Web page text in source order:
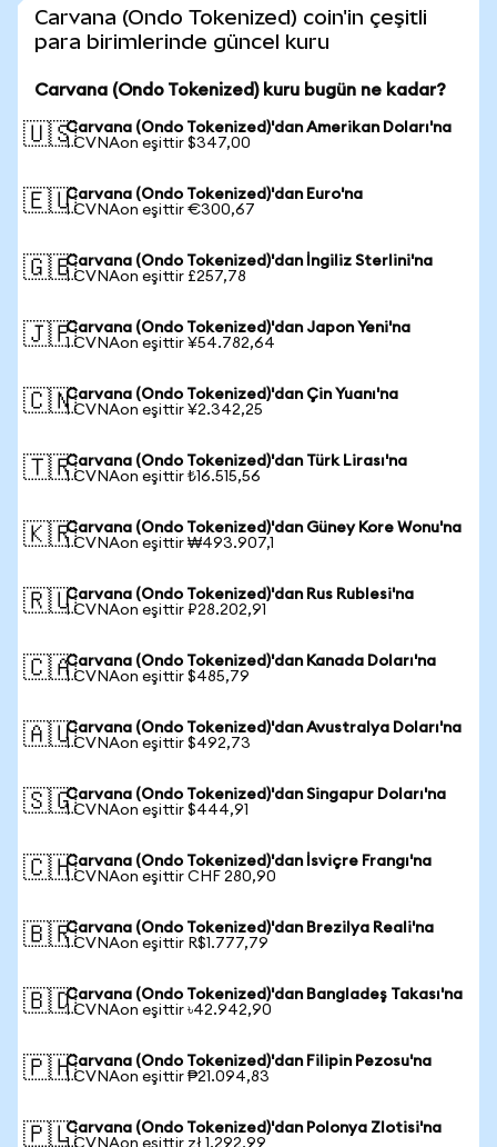
Carvana (Ondo Tokenized) coin'in çeşitli
para birimlerinde güncel kuru
Carvana (Ondo Tokenized) kuru bugün ne kadar?
🇺🇸Carvana (Ondo Tokenized)'dan Amerikan Doları'na
1 CVNAon eşittir $347,00
🇪🇺Carvana (Ondo Tokenized)'dan Euro'na
1 CVNAon eşittir €300,67
🇬🇧Carvana (Ondo Tokenized)'dan İngiliz Sterlini'na
1 CVNAon eşittir £257,78
🇯🇵Carvana (Ondo Tokenized)'dan Japon Yeni'na
1 CVNAon eşittir ¥54.782,64
🇨🇳Carvana (Ondo Tokenized)'dan Çin Yuanı'na
1 CVNAon eşittir ¥2.342,25
🇹🇷Carvana (Ondo Tokenized)'dan Türk Lirası'na
1 CVNAon eşittir ₺16.515,56
🇰🇷Carvana (Ondo Tokenized)'dan Güney Kore Wonu'na
1 CVNAon eşittir ₩493.907,1
🇷🇺Carvana (Ondo Tokenized)'dan Rus Rublesi'na
1 CVNAon eşittir ₽28.202,91
🇨🇦Carvana (Ondo Tokenized)'dan Kanada Doları'na
1 CVNAon eşittir $485,79
🇦🇺Carvana (Ondo Tokenized)'dan Avustralya Doları'na
1 CVNAon eşittir $492,73
🇸🇬Carvana (Ondo Tokenized)'dan Singapur Doları'na
1 CVNAon eşittir $444,91
🇨🇭Carvana (Ondo Tokenized)'dan İsviçre Frangı'na
1 CVNAon eşittir CHF 280,90
🇧🇷Carvana (Ondo Tokenized)'dan Brezilya Reali'na
1 CVNAon eşittir R$1.777,79
🇧🇩Carvana (Ondo Tokenized)'dan Bangladeş Takası'na
1 CVNAon eşittir ৳42.942,90
🇵🇭Carvana (Ondo Tokenized)'dan Filipin Pezosu'na
1 CVNAon eşittir ₱21.094,83
🇵🇱Carvana (Ondo Tokenized)'dan Polonya Zlotisi'na
1 CVNAon eşittir zł 1.292,99